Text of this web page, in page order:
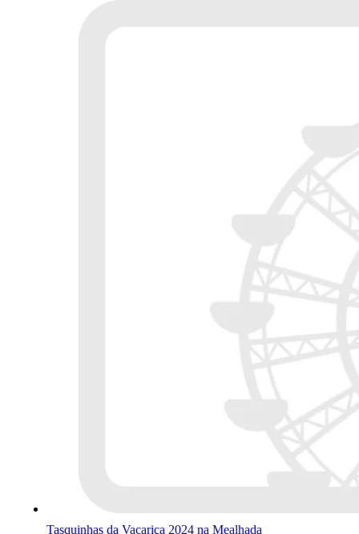
Tasquinhas da Vacariça 2024 na Mealhada